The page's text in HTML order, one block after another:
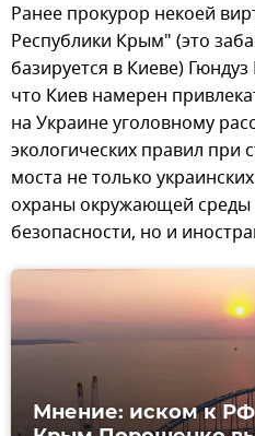
Ранее прокурор некоей
Республики Крым" (это
базируется в Киеве)
что Киев намерен
на Украине уголовному
экологических правил при
моста не только
охраны окружающей среды
безопасности, но и
Мнение: иском к РФ